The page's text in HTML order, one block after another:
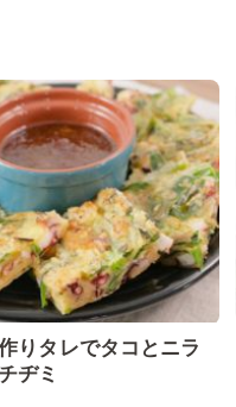
りタレでタコとニラ
ヂミ